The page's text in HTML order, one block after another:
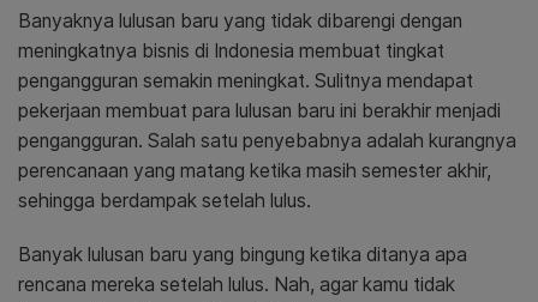
Banyaknya lulusan baru yang tidak dibarengi dengan
meningkatnya bisnis di Indonesia membuat tingkat
pengangguran semakin meningkat. Sulitnya mendapat
pekerjaan membuat para lulusan baru ini berakhir menjadi
pengangguran. Salah satu penyebabnya adalah kurangnya
perencanaan yang matang ketika masih semester akhir,
sehingga berdampak setelah lulus.
Banyak lulusan baru yang bingung ketika ditanya apa
rencana mereka setelah lulus. Nah, agar kamu tidak